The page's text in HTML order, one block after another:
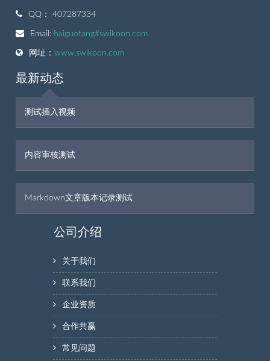
QQ： 407287334
Email: haiguotang#swikoon.com
网址：www.swikoon.com
最新动态
测试插入视频
内容审核测试
Markdown文章版本记录测试
公司介绍
关于我们
联系我们
企业资质
合作共赢
常见问题